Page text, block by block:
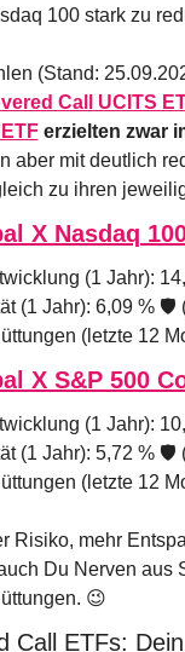
100 stark zu
(Stand:
Call UCITS
erzielten zwar
aber mit deutlich
zu ihren
X Nasdaq
(1 Jahr):
(1 Jahr): 6,09 % 🛡️
(letzte 12
X S&P 500
(1 Jahr):
(1 Jahr): 5,72 % 🛡️
(letzte 12
Risiko, mehr
Du Nerven aus
😉
Call ETFs: